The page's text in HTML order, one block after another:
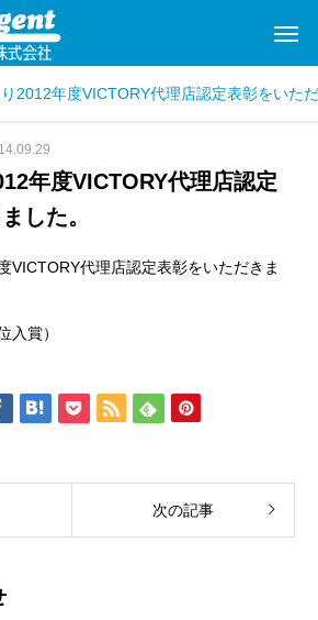
2012年度VICTORY代理店認定表彰をいた
年度VICTORY代理店認定
した。
VICTORY代理店認定表彰をいただきま
入賞）
次の記事